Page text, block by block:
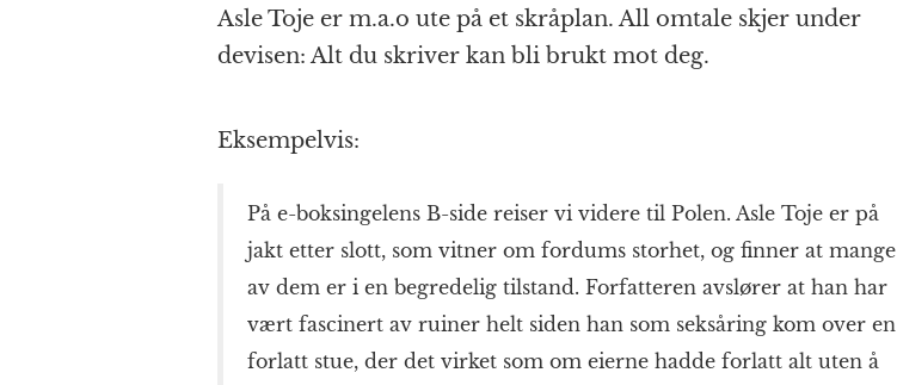
Asle Toje er m.a.o ute på et skråplan. All omtale skjer under
devisen: Alt du skriver kan bli brukt mot deg.
Eksempelvis:
På e-boksingelens B-side reiser vi videre til Polen. Asle Toje er på
jakt etter slott, som vitner om fordums storhet, og finner at mange
av dem er i en begredelig tilstand. Forfatteren avslører at han har
vært fascinert av ruiner helt siden han som seksåring kom over en
forlatt stue, der det virket som om eierne hadde forlatt alt uten å